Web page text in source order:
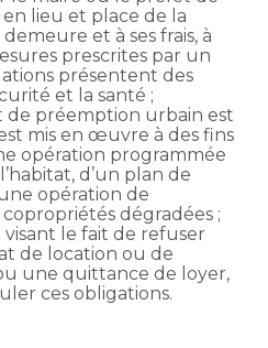
lieu et place de la
et à ses frais, à
prescrites par un
présentent des
et la santé ;
de préemption urbain est
mis en œuvre à des fins
opération programmée
d’un plan de
opération de
dégradées ;
le fait de refuser
de location ou de
une quittance de loyer,
ces obligations.